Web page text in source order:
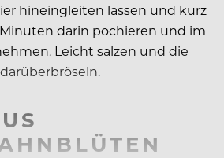
hineingleiten lassen und kurz
darin pochieren und im
Leicht salzen und die